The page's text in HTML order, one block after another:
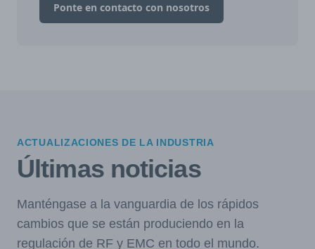
Ponte en contacto con nosotros
ACTUALIZACIONES DE LA INDUSTRIA
Últimas noticias
Manténgase a la vanguardia de los rápidos
cambios que se están produciendo en la
regulación de RF y EMC en todo el mundo.